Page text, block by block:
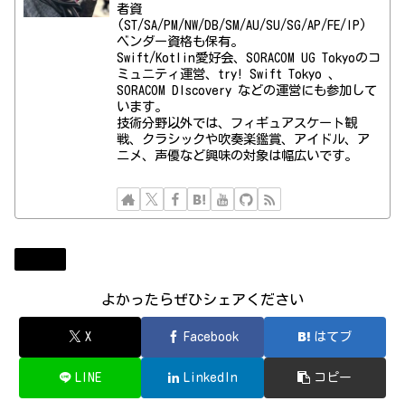
者資
(ST/SA/PM/NW/DB/SM/AU/SU/SG/AP/FE/IP)
ベンダー資格も保有。
Swift/Kotlin愛好会、SORACOM UG Tokyoのコ
ミュニティ運営、try! Swift Tokyo 、
SORACOM DIscovery などの運営にも参加して
います。
技術分野以外では、フィギュアスケート観
戦、クラシックや吹奏楽鑑賞、アイドル、ア
ニメ、声優など興味の対象は幅広いです。
よかったらぜひシェアください
X Facebook はてブ
LINE LinkedIn コピー